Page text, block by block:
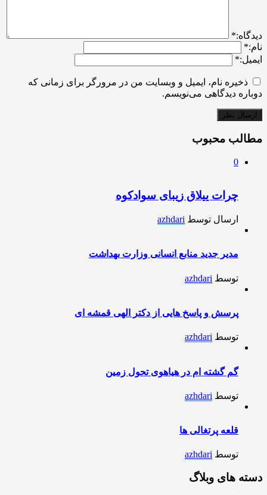
ديدگاه:*
نام:*
ایمیل:*
ذخیره نام، ایمیل و وبسایت من در مرورگر برای زمانی که
دوباره دیدگاهی می‌نویسم.
مطالب محبوب
0
چرات ییلاق زیبای سوادکوه
ارسال توسط azhdari
مدیر جدید منابع انسانی وزارت بهداشت
توسط azhdari
پرسش و پاسخ هایی از دکتر الهی قمشه ای
توسط azhdari
گم گشته ام در هیاهوی تحول زمین
توسط azhdari
قلعه پرتغالی ها
توسط azhdari
دسته های وبلاگ